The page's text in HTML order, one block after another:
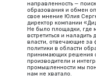
направленность —
образования и обмен
свое мнение Юлия
директор компании «
Не было площадки, где
встретиться и наладить
власти, отвечающие за
политики в области
принимающих решения
производители и
промышленности мы
нам не хватало.